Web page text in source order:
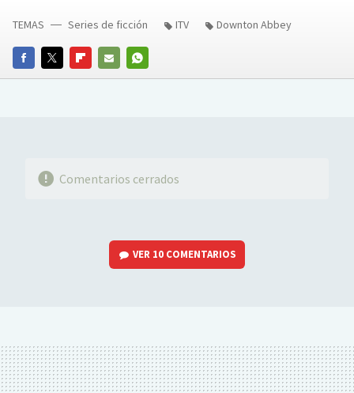
FACEBOOKTWITTERFLIPBOARD
E-
WHATSAPP
TEMAS Series de ficción ITV Downton Abbey
Comentarios cerrados
VER 10 COMENTARIOS